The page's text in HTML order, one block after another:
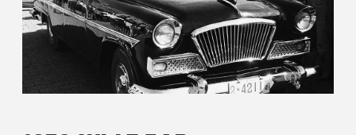
Volkswagen және Toyota қоса алғанда,
әлемдегі жетекші автоөндірушілермен
маңызды ынтымақтастық.